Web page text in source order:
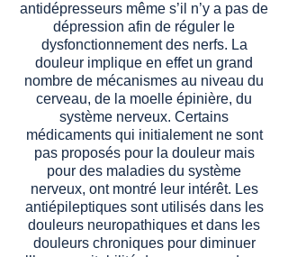
antidépresseurs même s’il n’y a pas de
dépression afin de réguler le
dysfonctionnement des nerfs. La
douleur implique en effet un grand
nombre de mécanismes au niveau du
cerveau, de la moelle épinière, du
système nerveux. Certains
médicaments qui initialement ne sont
pas proposés pour la douleur mais
pour des maladies du système
nerveux, ont montré leur intérêt. Les
antiépileptiques sont utilisés dans les
douleurs neuropathiques et dans les
douleurs chroniques pour diminuer